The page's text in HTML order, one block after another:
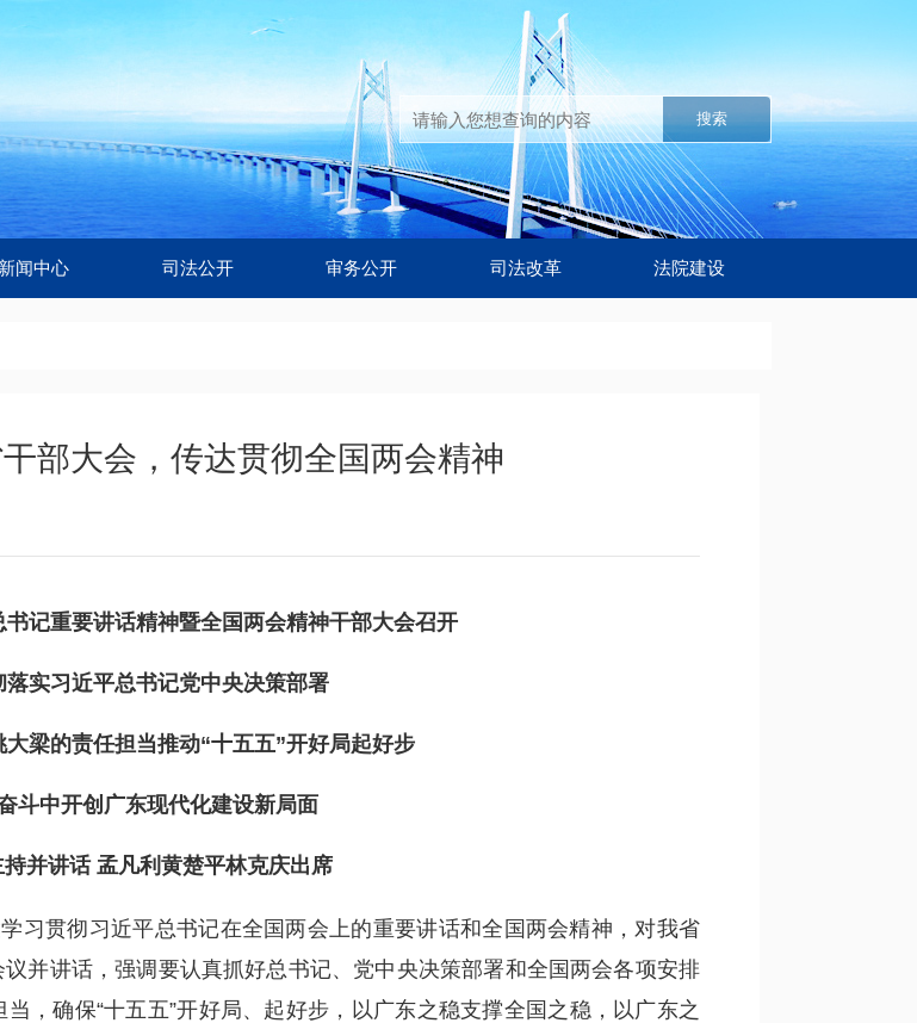
搜索
新闻中心 司法公开 审务公开 司法改革 法院建设
部大会，传达贯彻全国两会精神
记重要讲话精神暨全国两会精神干部大会召开
落实习近平总书记党中央决策部署
梁的责任担当推动“十五五”开好局起好步
斗中开创广东现代化建设新局面
并讲话 孟凡利黄楚平林克庆出席
习贯彻习近平总书记在全国两会上的重要讲话和全国两会精神，对我省
并讲话，强调要认真抓好总书记、党中央决策部署和全国两会各项安排
，确保“十五五”开好局、起好步，以广东之稳支撑全国之稳，以广东之